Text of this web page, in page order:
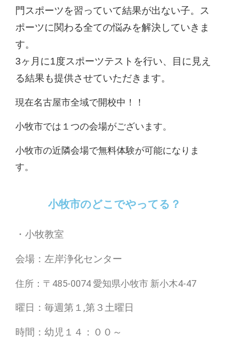
門スポーツを習っていて結果が出ない子。ス
ポーツに関わる全ての悩みを解決していきま
す。
3ヶ月に1度スポーツテストを行い、目に見え
る結果も提供させていただきます。
現在名古屋市全域で開校中！！
小牧市では１つの会場がございます。
小牧市の近隣会場で無料体験が可能になりま
す。
小牧市のどこでやってる？
・小牧教室
会場：左岸浄化センター
住所：〒485-0074 愛知県小牧市 新小木4-47
曜日：毎週第１,第３土曜日
時間：幼児１４：００～